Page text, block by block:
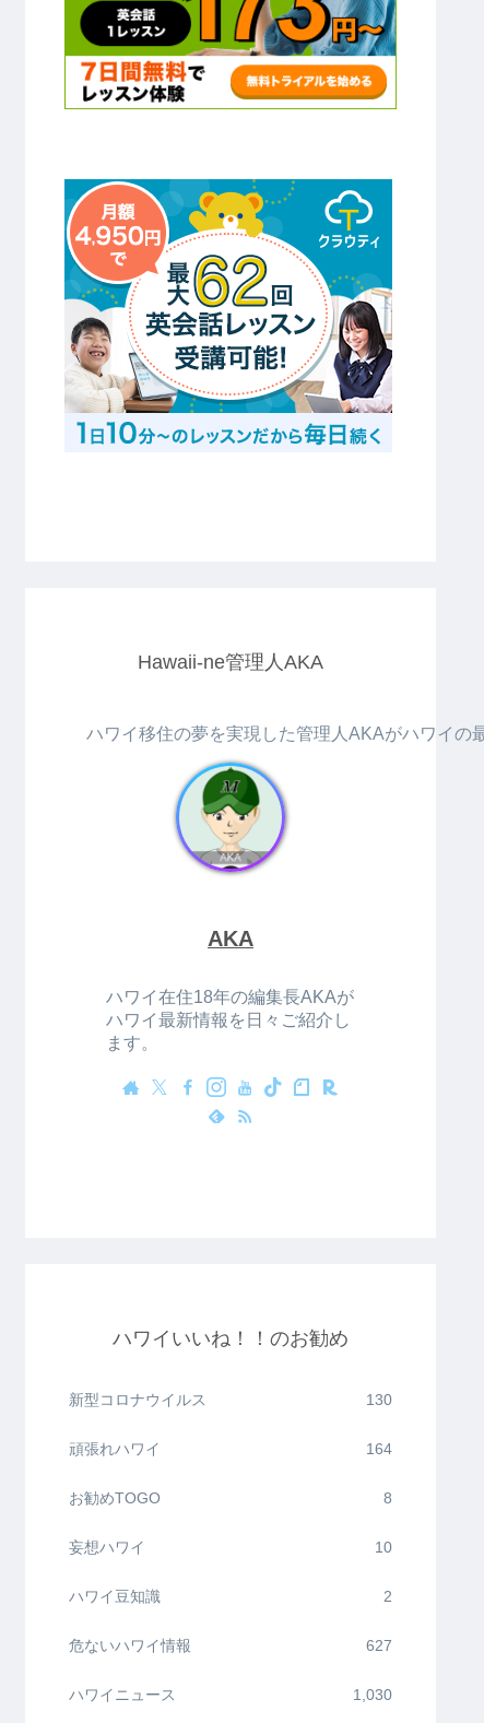
Hawaii-ne管理人AKA
ハワイ移住の夢を実現した管理人AKAがハワイの
AKA
ハワイ在住18年の編集長AKAが
ハワイ最新情報を日々ご紹介し
ます。
ハワイいいね！！のお勧め
新型コロナウイルス 130
頑張れハワイ 164
お勧めTOGO 8
妄想ハワイ 10
ハワイ豆知識 2
危ないハワイ情報 627
ハワイニュース 1,030